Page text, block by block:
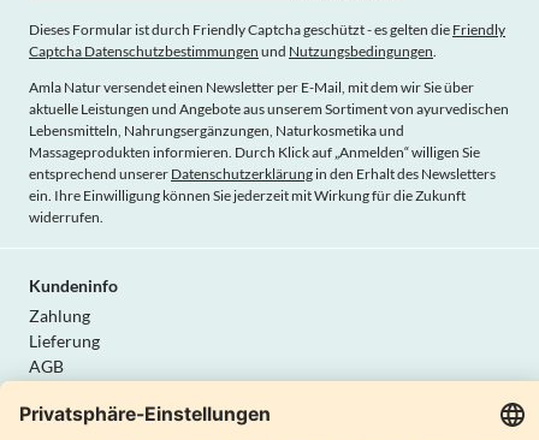
Dieses Formular ist durch Friendly Captcha geschützt - es gelten die Friendly
Captcha Datenschutzbestimmungen und Nutzungsbedingungen
Amla Natur versendet einen Newsletter per E-Mail, mit dem wir Sie über
aktuelle Leistungen und Angebote aus unserem Sortiment von ayurvedischen
Lebensmitteln, Nahrungsergänzungen, Naturkosmetika und
Massageprodukten informieren. Durch Klick auf „Anmelden“ willigen Sie
entsprechend unserer Datenschutzerklärung in den Erhalt des Newsletters
ein. Ihre Einwilligung können Sie jederzeit mit Wirkung für die Zukunft
widerrufen.
Kundeninfo
Zahlung
Lieferung
AGB
Datenschutz